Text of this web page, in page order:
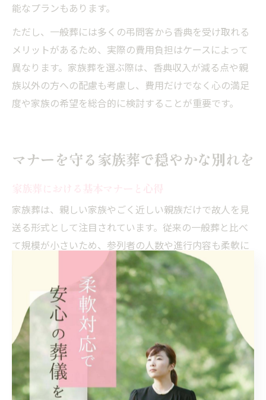
能なプランもあります。
ただし、一般葬には多くの弔問客から香典を受け取れる
メリットがあるため、実際の費用負担はケースによって
異なります。家族葬を選ぶ際は、香典収入が減る点や親
族以外の方への配慮も考慮し、費用だけでなく心の満足
度や家族の希望を総合的に検討することが重要です。
マナーを守る家族葬で穏やかな別れを
家族葬は、親しい家族やごく近しい親族だけで故人を見
送る形式として注目されています。従来の一般葬と比べ
て規模が小さいため、参列者の人数や進行内容も柔軟に
設定できるのが特徴です。しかし、少人数だからこそ一
人ひとりの気持ちや振る舞いが全体の雰囲気に大きく影
響します。
家族葬の基本的なマナーとしては、故人への敬意を忘れ
ず、遺族や参列者同士が互いに思いやる姿勢が求められ
ます。形式にとらわれすぎず、家族それぞれの想いを大
切にしながら落ち着いて進めることが後悔しない家族葬
のコアです。